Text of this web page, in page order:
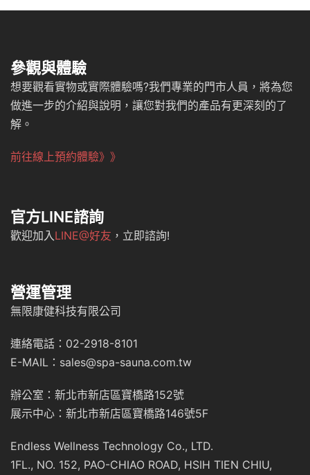
參觀與體驗
想要觀看實物或實際體驗嗎?我們專業的門市人員，將為您
做進一步的介紹與說明，讓您對我們的產品有更深刻的了
解。
前往線上預約體驗》》
官方LINE諮詢
歡迎加入 LINE@好友 ，立即諮詢!
營運管理
無限康健科技有限公司
連絡電話：02-2918-8101
E-MAIL：sales@spa-sauna.com.tw
辦公室：新北市新店區寶橋路152號
展示中心：新北市新店區寶橋路146號5F
Endless Wellness Technology Co., LTD.
1FL., NO. 152, PAO-CHIAO ROAD, HSIH TIEN CHIU,